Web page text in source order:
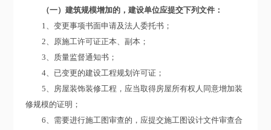
（一）建筑规模增加的，建设单位应提交下列文件：
1、变更事项书面申请及法人委托书；
2、原施工许可证正本、副本；
3、质量监督通知书；
4、已变更的建设工程规划许可证；
5、房屋装饰装修工程，应当取得房屋所有权人同意增加装
修规模的证明；
6、需要进行施工图审查的，应提交施工图设计文件审查合